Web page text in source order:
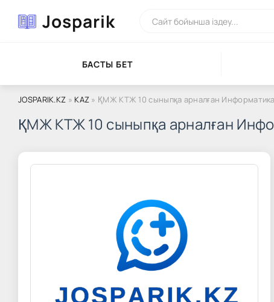
Josparik
БАСТЫ БЕТ
JOSPARIK.KZ » KAZ » ҚМЖ КТЖ 10 сыныпқа арналған
ҚМЖ КТЖ 10 сыныпқа арналған